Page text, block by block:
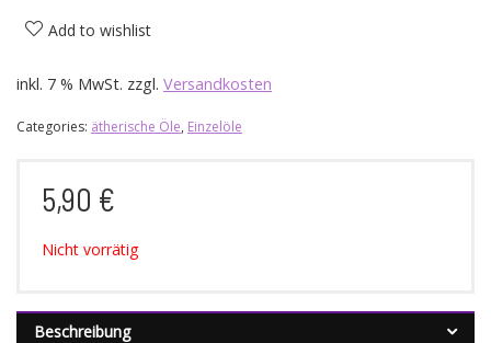
Add to wishlist
inkl. 7 % MwSt. zzgl. Versandkosten
Categories: ätherische Öle, Einzelöle
5,90 €
Nicht vorrätig
Beschreibung